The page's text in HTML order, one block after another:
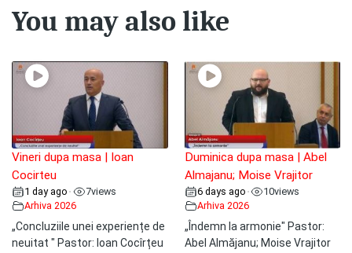
You may also like
Vineri dupa masa | Ioan
Cocirteu
1 day ago • 7views
Arhiva 2026
„Concluziile unei experiențe de
neuitat " Pastor: Ioan Cocîrțeu
Duminica dupa masa | Abel
Almajanu; Moise Vrajitor
6 days ago • 10views
Arhiva 2026
„Îndemn la armonie" Pastor:
Abel Almăjanu; Moise Vrajitor